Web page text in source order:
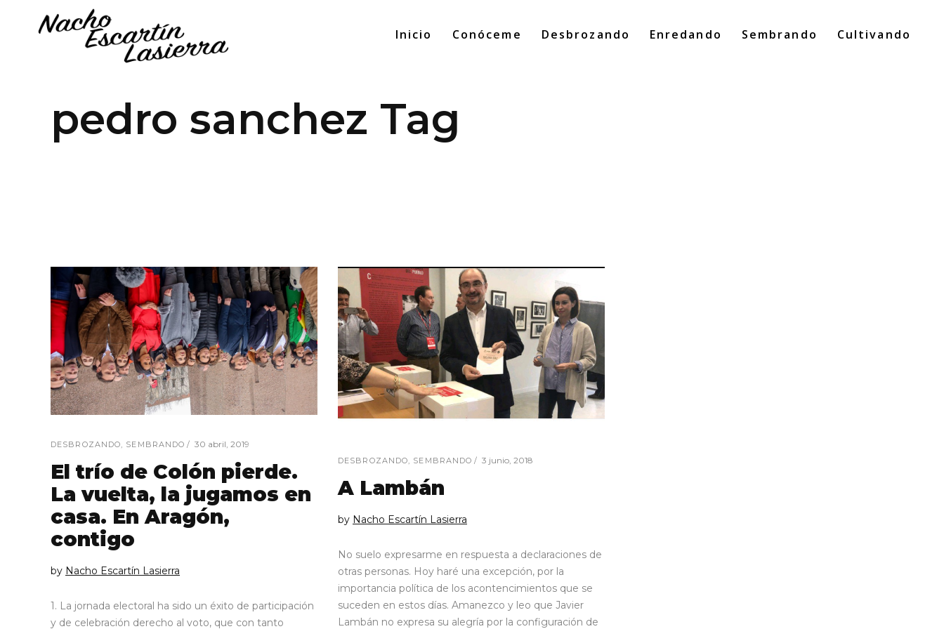
Inicio Conóceme Desbrozando Enredando Sembrando Cultivando
pedro sanchez Tag
DESBROZANDO, SEMBRANDO 30 abril, 2019
El trío de Colón pierde.
La vuelta, la jugamos en
casa. En Aragón,
contigo
by Nacho Escartín Lasierra
1. La jornada electoral ha sido un éxito de participación
y de celebración derecho al voto, que con tanto
DESBROZANDO SEMBRANDO 3 junio, 2018
A Lambán
by Nacho Escartín Lasierra
No suelo expresarme en respuesta a declaraciones de
otras personas. Hoy haré una excepción, por la
importancia política de los acontencimientos que se
suceden en estos días. Amanezco y leo que Javier
Lambán no expresa su alegría por la configuración de